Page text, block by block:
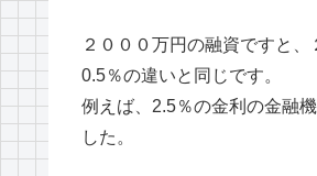
２０００万円の融資ですと
0.5％の違いと同じです。
例えば、2.5％の金利の金融
した。